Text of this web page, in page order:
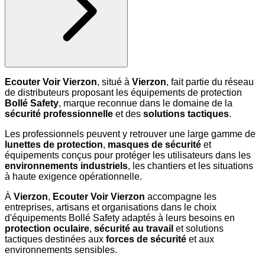
Ecouter Voir Vierzon, situé à Vierzon, fait partie du réseau
de distributeurs proposant les équipements de protection
Bollé Safety, marque reconnue dans le domaine de la
sécurité professionnelle et des solutions tactiques.
Les professionnels peuvent y retrouver une large gamme de
lunettes de protection, masques de sécurité et
équipements conçus pour protéger les utilisateurs dans les
environnements industriels, les chantiers et les situations
à haute exigence opérationnelle.
À Vierzon, Ecouter Voir Vierzon accompagne les
entreprises, artisans et organisations dans le choix
d'équipements Bollé Safety adaptés à leurs besoins en
protection oculaire, sécurité au travail et solutions
tactiques destinées aux forces de sécurité et aux
environnements sensibles.